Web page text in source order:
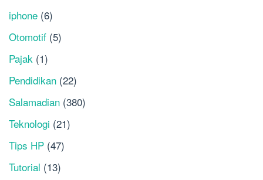
iphone (6)
Otomotif (5)
Pajak (1)
Pendidikan (22)
Salamadian (380)
Teknologi (21)
Tips HP (47)
Tutorial (13)